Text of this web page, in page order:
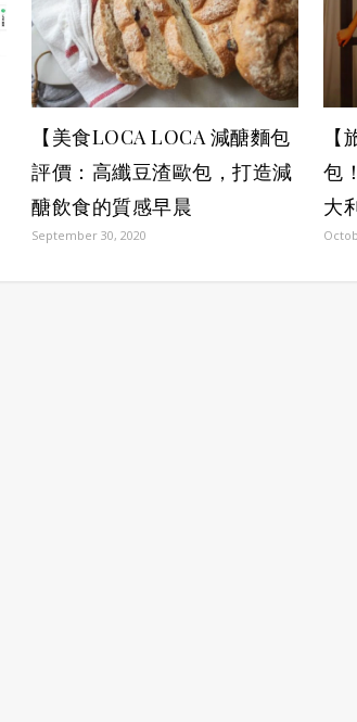
【美食LOCA LOCA 減醣麵包
評價：高纖豆渣歐包，打造減
醣飲食的質感早晨
September 30, 2020
包
大